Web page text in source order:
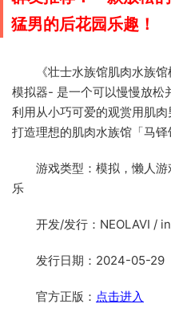
猛男的后花园乐趣！
《壮士水族馆肌肉水族
模拟器- 是一个可以慢慢放松
利用从小巧可爱的观赏用肌
打造理想的肌肉水族馆「马铎
游戏类型：模拟，懒人
乐
开发/发行：NEOLAVI /
发行日期：2024-05-29
官方正版： 点击进入